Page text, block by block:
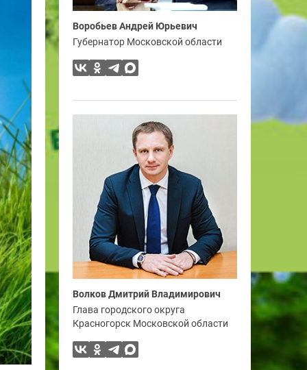
Воробьев Андрей Юрьевич
Губернатор Московской области
Волков Дмитрий Владимирович
Глава городского округа
Красногорск Московской области